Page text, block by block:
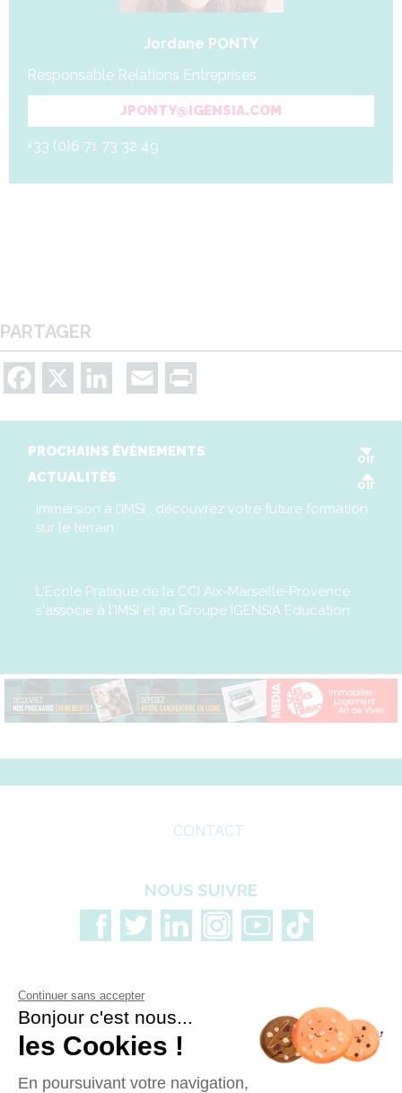
Jordane PONTY
Responsable Relations Entreprises
JPONTY@IGENSIA.COM
+33 (0)6 71 73 32 49
PARTAGER
Facebook LinkedIn Email
PROCHAINS ÉVÈNEMENTS
oir
ACTUALITÉS
oir
Immersion à l’IMSI : découvrez votre future formation
sur le terrain
L'École Pratique de la CCI Aix-Marseille-Provence
s'associe à l'IMSI et au Groupe IGENSIA Education
CONTACT
NOUS SUIVRE
Continuer sans accepter
Bonjour c'est nous...
les Cookies !
En poursuivant votre navigation,